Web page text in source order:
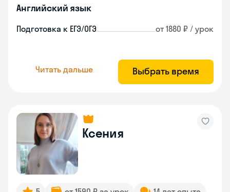
Английский язык
Подготовка к ЕГЭ/ОГЭ от 1880 ₽ / урок
Читать дальше Выбрать время
Ксения